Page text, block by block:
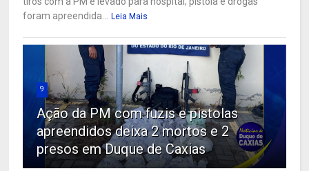
foram apreendida...
Leia Mais
9
Ação da PM com fuzis e pistolas
apreendidos deixa 2 mortos e 2
presos em Duque de Caxias